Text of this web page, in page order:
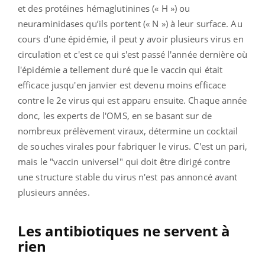
et des protéines hémaglutinines (« H ») ou
neuraminidases qu’ils portent (« N ») à leur surface. Au
cours d'une épidémie, il peut y avoir plusieurs virus en
circulation et c'est ce qui s'est passé l'année dernière où
l'épidémie a tellement duré que le vaccin qui était
efficace jusqu'en janvier est devenu moins efficace
contre le 2e virus qui est apparu ensuite. Chaque année
donc, les experts de l'OMS, en se basant sur de
nombreux prélèvement viraux, détermine un cocktail
de souches virales pour fabriquer le virus. C'est un pari,
mais le "vaccin universel" qui doit être dirigé contre
une structure stable du virus n'est pas annoncé avant
plusieurs années.
Les antibiotiques ne servent à
rien